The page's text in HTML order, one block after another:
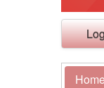
Home